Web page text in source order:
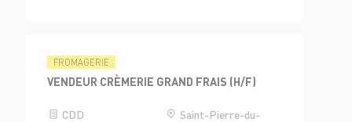
FROMAGERIE
VENDEUR CRÈMERIE GRAND FRAIS (H/F)
CDD
Saint-Pierre-du-